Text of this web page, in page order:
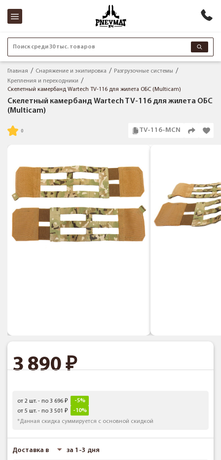
Поиск среди 30 тыс. товаров
Главная Снаряжение и экипировка
Разгрузочные системы
Крепления и переходники
Скелетный камербанд Wartech TV-116 для жилета ОБС (Multicam)
Скелетный камербанд Wartech TV-116 для жилета ОБС
(Multicam)
TV-116-MCN
3 890
от 2 шт. - по 3 696
-5%
от 5 шт. - по 3 501
-10%
*Данная скидка суммируется с основной скидкой
Доставка в за 1-3 дня